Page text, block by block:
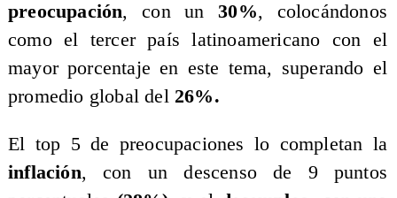
preocupación, con un30%, colocándonos
como el tercer país latinoamericano con el
mayor porcentaje en este tema, superando el
promedio global del26%.
​El top 5 de preocupaciones lo completan la
inflación, con un descenso de 9 puntos